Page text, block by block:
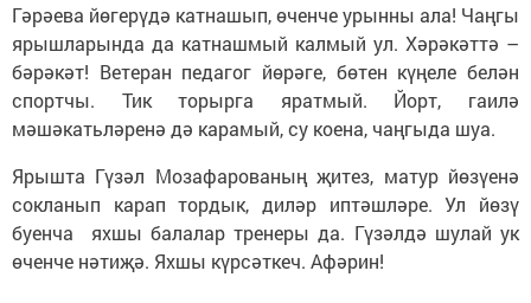
Гәрәева йөгерүдә катнашып, өченче урынны ала! Чаңгы
ярышларында да катнашмый калмый ул. Хәрәкәттә –
бәрәкәт! Ветеран педагог йөрәге, бөтен күңеле белән
спортчы. Тик торырга яратмый. Йорт, гаилә
мәшәкатьләренә дә карамый, су коена, чаңгыда шуа.
Ярышта Гүзәл Мозафарованың җитез, матур йөзүенә
сокланып карап тордык, диләр иптәшләре. Ул йөзү
буенча яхшы балалар тренеры да. Гүзәлдә шулай ук
өченче нәтиҗә. Яхшы күрсәткеч. Афәрин!